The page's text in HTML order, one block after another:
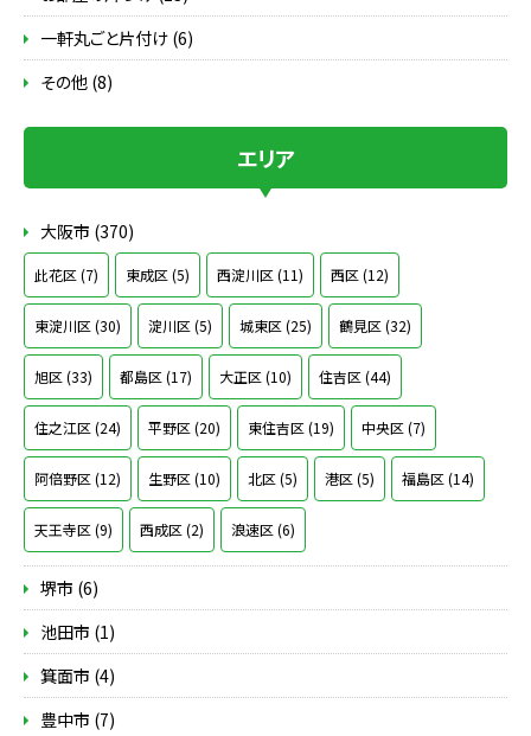
一軒丸ごと片付け (6)
その他 (8)
エリア
大阪市 (370)
此花区 (7) 東成区 (5) 西淀川区 (11) 西区 (12)
東淀川区 (30) 淀川区 (5) 城東区 (25) 鶴見区 (32)
旭区 (33) 都島区 (17) 大正区 (10) 住吉区 (44)
住之江区 (24) 平野区 (20) 東住吉区 (19) 中央区 (7)
阿倍野区 (12) 生野区 (10) 北区 (5) 港区 (5) 福島区 (14)
天王寺区 (9) 西成区 (2) 浪速区 (6)
堺市 (6)
池田市 (1)
箕面市 (4)
豊中市 (7)